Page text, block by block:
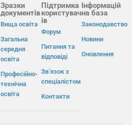
Зразки
документів
Вища освіта
Загальна
середня
освіта
Професійно-
технічна
освіта
Підтримка
користувач
ів
Форум
Питання та
відповіді
Зв’язок з
спеціалістом
Контакти
Інформацій
на база
Законодавство
Новини
Оновлення